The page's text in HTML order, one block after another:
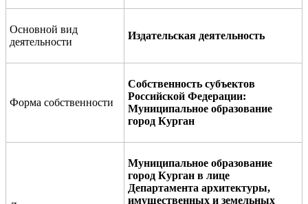
Основной вид
деятельности
Издательская деятельность
Форма собственности
Собственность субъектов
Российской Федерации:
Муниципальное образование
город Курган
Муниципальное образование
город Курган в лице
Департамента архитектуры,
имущественных и земельных